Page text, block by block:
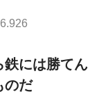
鉄には勝てん
のだ